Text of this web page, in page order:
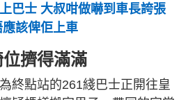
巴士 大叔咁做嚇到車長誇張
該俾佢上車
擠得滿滿
終點站的261綫巴士正開往皇